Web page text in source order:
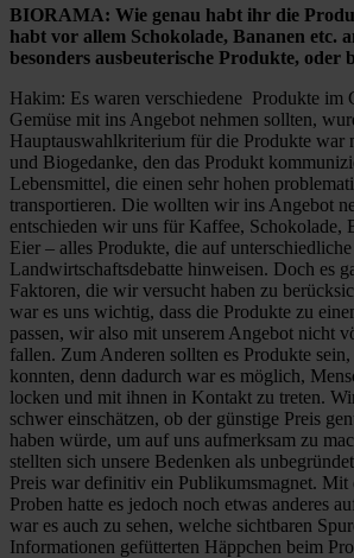
BIORAMA: Wie genau habt ihr die
habt vor allem Schokolade, Bananen etc.
besonders ausbeuterische Produkte, oder
Hakim: Es waren verschiedene Produkte im
Gemüse mit ins Angebot nehmen sollten,
Hauptauswahlkriterium für die Produkte war
und Biogedanke, den das Produkt
Lebensmittel, die einen sehr hohen
transportieren. Die wollten wir ins Angebot
entschieden wir uns für Kaffee, Schokolade,
Eier – alles Produkte, die auf
Landwirtschaftsdebatte hinweisen. Doch es
Faktoren, die wir versucht haben zu
war es uns wichtig, dass die Produkte zu
passen, wir also mit unserem Angebot nicht
fallen. Zum Anderen sollten es Produkte
konnten, denn dadurch war es möglich,
locken und mit ihnen in Kontakt zu treten.
schwer einschätzen, ob der günstige Preis
haben würde, um auf uns aufmerksam zu
stellten sich unsere Bedenken als
Preis war definitiv ein Publikumsmagnet. Mit
Proben hatte es jedoch noch etwas anderes
war es auch zu sehen, welche sichtbaren
Informationen gefütterten Häppchen beim